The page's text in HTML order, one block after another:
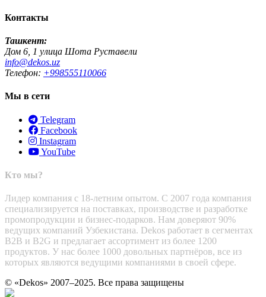
Контакты
Ташкент:
Дом 6, 1 улица Шота Руставели
info@dekos.uz
Телефон: +998555110066
Мы в сети
Telegram
Facebook
Instagram
YouTube
Кто мы?
Лидер компания с 18-летним опытом. С 2007 года компания
специализируется на поставках, производстве и разработке
промопродукции и бизнес-подарков. Нам доверяют 90%
ведущих компаний Узбекистана. Dekos работает в сегментах
B2B и B2G и предлагает ассортимент из более 1200
продуктов. У нас более 1000 довольных партнёров, все из
которых являются ведущими компаниями в своей сфере.
© «Dekos» 2007–2025. Все права защищены